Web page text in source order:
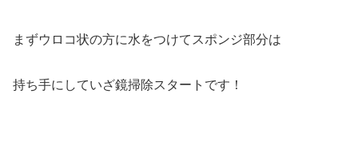
まずウロコ状の方に水をつけてスポンジ部分は
持ち手にしていざ鏡掃除スタートです！